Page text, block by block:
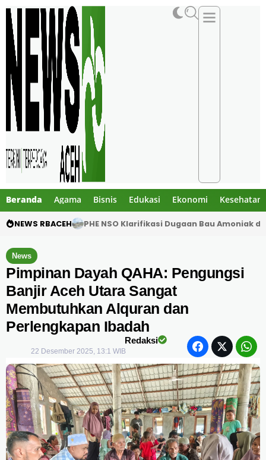
Beranda Agama Bisnis Edukasi Ekonomi Kesehatan
NEWS RBACEH Motor Pelajar Hilang di Goa Jepang
News
Pimpinan Dayah QAHA: Pengungsi
Banjir Aceh Utara Sangat
Membutuhkan Alquran dan
Perlengkapan Ibadah
Redaksi
22 Desember 2025, 13:1 WIB